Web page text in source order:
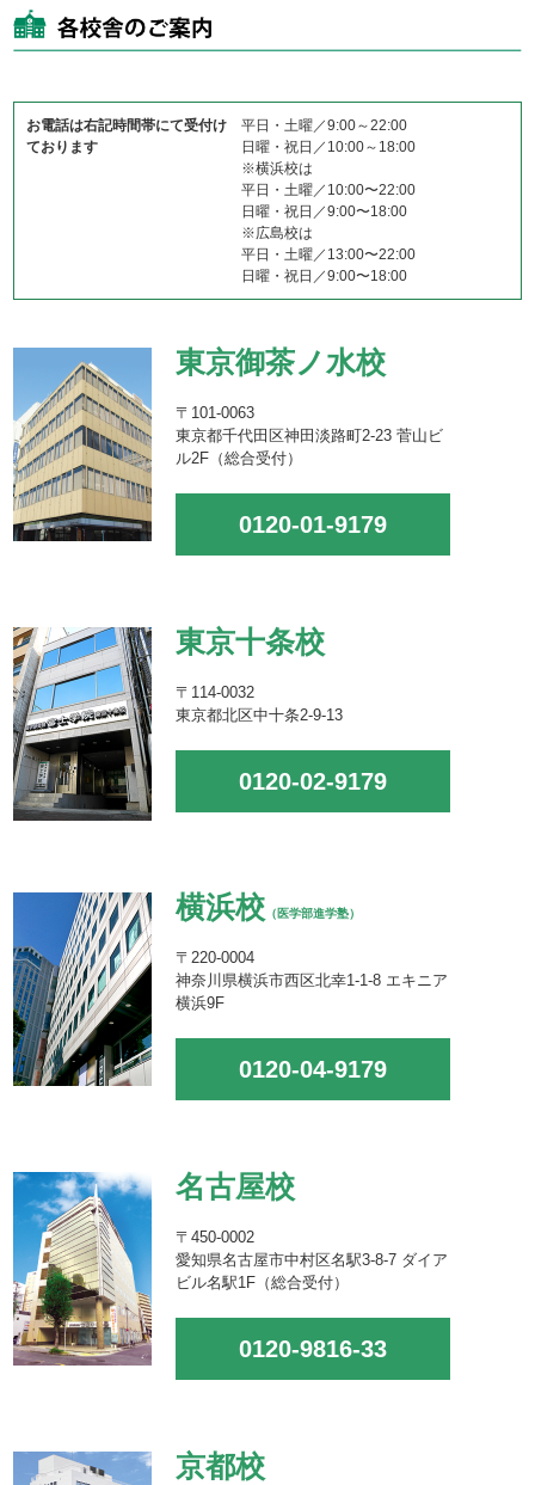
お電話は右記時間帯にて受付け
ております
平日・土曜／9:00～22:00
日曜・祝日／10:00～18:00
※横浜校は
平日・土曜／10:00〜22:00
日曜・祝日／9:00〜18:00
※広島校は
平日・土曜／13:00〜22:00
日曜・祝日／9:00〜18:00
東京御茶ノ水校
〒101-0063
東京都千代田区神田淡路町2-23 菅山ビ
ル2F（総合受付）
0120-01-9179
東京十条校
〒114-0032
東京都北区中十条2-9-13
0120-02-9179
横浜校 （医学部進学塾）
〒220-0004
神奈川県横浜市西区北幸1-1-8 エキニア
横浜9F
0120-04-9179
名古屋校
〒450-0002
愛知県名古屋市中村区名駅3-8-7 ダイア
ビル名駅1F（総合受付）
0120-9816-33
京都校